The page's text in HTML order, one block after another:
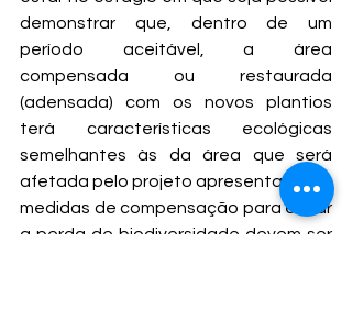
demonstrar que, dentro de um
período aceitável, a área
compensada ou restaurada
(adensada) com os novos plantios
terá características ecológicas
semelhantes às da área que será
afetada pelo projeto apresentado. As
medidas de compensação para evitar
a perda de biodiversidade devem ser